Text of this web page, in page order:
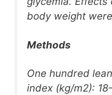
body weight
Methods
One hundred
index (kg/m2):